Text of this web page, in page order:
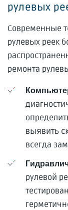
рулевых
Современные
рулевых реек
ремонта
выявить
всегда
рулевой